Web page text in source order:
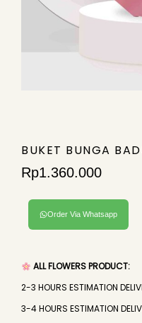
BUKET BUNGA
Rp1.360.000
Order Via Whatsapp
ALL FLOWERS PRODUCT:
2-3 HOURS ESTIMATION
3-4 HOURS ESTIMATION